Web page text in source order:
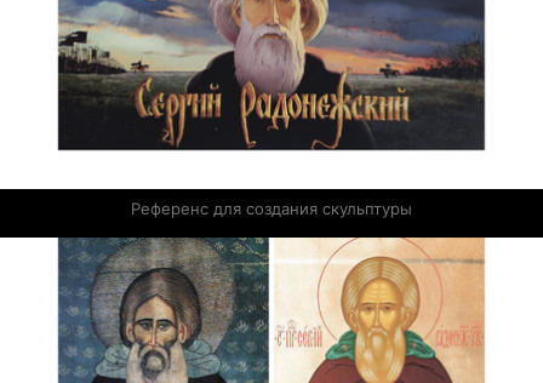
Референс для создания скульптуры